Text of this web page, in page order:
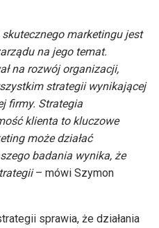
marketingu jest
na jego temat.
na rozwój organizacji,
strategii wynikającej
firmy. Strategia
klienta to kluczowe
może działać
badania wynika, że
– mówi Szymon
sprawia, że działania